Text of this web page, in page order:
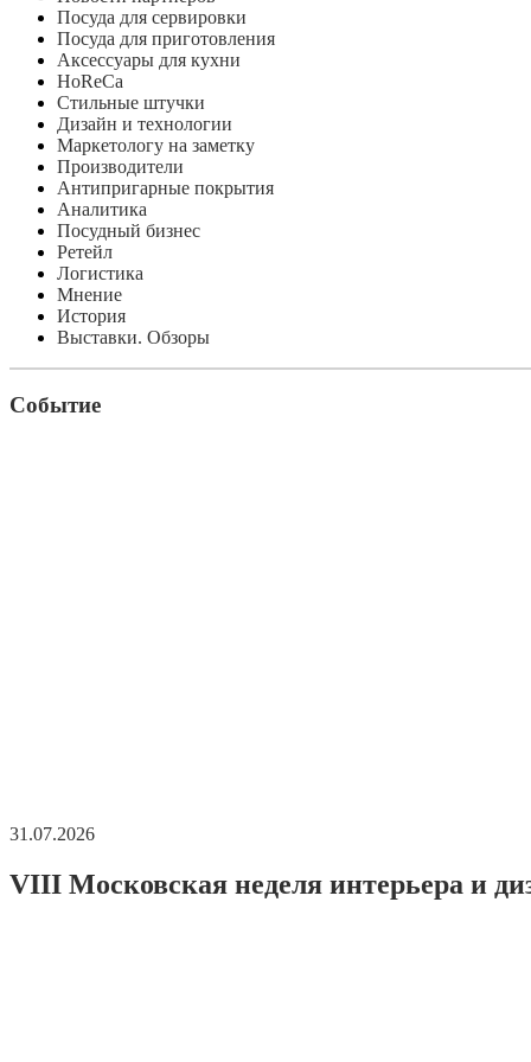
Посуда для сервировки
Посуда для приготовления
Аксессуары для кухни
HoReCa
Стильные штучки
Дизайн и технологии
Маркетологу на заметку
Производители
Антипригарные покрытия
Аналитика
Посудный бизнес
Ретейл
Логистика
Мнение
История
Выставки. Обзоры
Событие
31.07.2026
VIII Московская неделя интерьера и